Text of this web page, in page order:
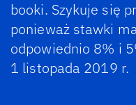
booki. Szykuje się
ponieważ stawki
odpowiednio 8% i
1 listopada 2019 r.